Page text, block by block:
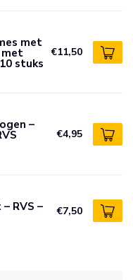
met
met
stuks
€11,50
–
€4,95
RVS – €7,50